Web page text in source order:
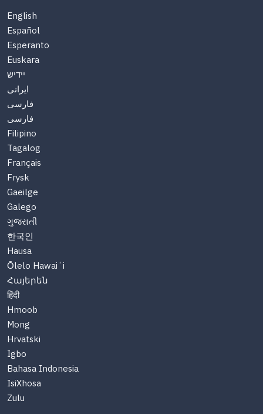
English
Español
Esperanto
Euskara
יידיש
ایرانی
فارسی
فارسی
Filipino
Tagalog
Français
Frysk
Gaeilge
Galego
ગુજરાતી
한국인
Hausa
Ōlelo Hawaiʻi
Հայերեն
हिंदी
Hmoob
Mong
Hrvatski
Igbo
Bahasa Indonesia
IsiXhosa
Zulu